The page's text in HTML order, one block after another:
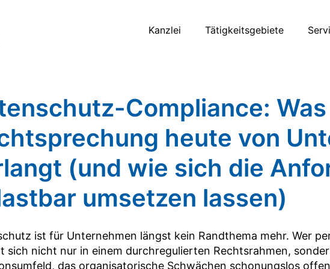
Kanzlei Tätigkeitsgebiete
Compliance:
heute von
(und wie sich die
umsetzen lassen)
ist für Unternehmen längst kein Randthema mehr. Wer
sich nicht nur in einem durchregulierten Rechtsrahmen,
das organisatorische Schwächen schonungslos